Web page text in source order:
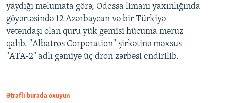
yaydığı məlumata görə, Odessa limanı yaxınlığında
göyərtəsində 12 Azərbaycan və bir Türkiyə
vətəndaşı olan quru yük gəmisi hücuma məruz
qalıb. "Albatros Corporation" şirkətinə məxsus
"ATA-2" adlı gəmiyə üç dron zərbəsi endirilib.
Ətraflı burada oxuyun